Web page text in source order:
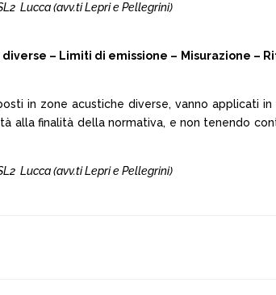
Lucca (avv.ti Lepri e Pellegrini)
diverse – Limiti di emissione – Misurazione
in zone acustiche diverse, vanno applicati
alla finalità della normativa, e non tenendo
Lucca (avv.ti Lepri e Pellegrini)